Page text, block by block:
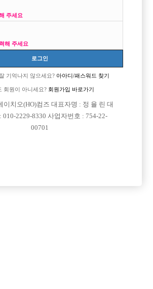
주세요
해 주세요
로그인
기억나지 않으세요? 아아디/패스워드 찾기
회원이 아니세요?회원가입 바로가기
이치오(HO)컴즈 대표자명 : 정 율 린 대
010-2229-8330 사업자번호 : 754-22-
00701
사업자번호 : 754-22-00701
License: 제2018-서울영등포-0273
Gu Kyeong-In Ro 775, 803-163
연락처 : 010-2229-8330
메일: jungbbar11@gmail.com
보제공사업자번호: j1204020180002
수 구인구직 전문 - 선수나라 All RIGHTS RESERVED.